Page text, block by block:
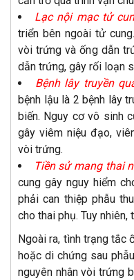
Lạc nội mạc tử
triển bên ngoài tử
vòi trứng và ống dẫn
dẫn trứng, gây rối loạn
Bệnh lây truyền
bệnh lậu là 2 bệnh lây
biến. Nguy cơ vô sinh
gây viêm niệu đạo,
vòi trứng.
Tiền sử mang thai
cung gây nguy hiểm
phải can thiệp phẫu
cho thai phụ. Tuy
Ngoài ra, tình trạng tắc
hoặc di chứng sau
nguyên nhân vòi trứng